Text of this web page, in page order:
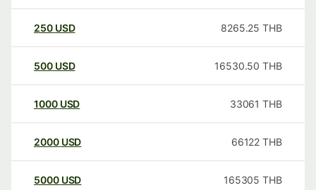
250 USD 8265.25 THB
500 USD 16530.50 THB
1000 USD 33061 THB
2000 USD 66122 THB
5000 USD 165305 THB